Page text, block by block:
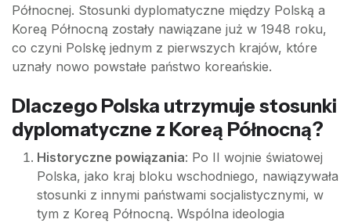
Północnej. Stosunki dyplomatyczne między Polską a
Koreą Północną zostały nawiązane już w 1948 roku,
co czyni Polskę jednym z pierwszych krajów, które
uznały nowo powstałe państwo koreańskie.
Dlaczego Polska utrzymuje stosunki
dyplomatyczne z Koreą Północną?
Historyczne powiązania: Po II wojnie światowej
Polska, jako kraj bloku wschodniego, nawiązywała
stosunki z innymi państwami socjalistycznymi, w
tym z Koreą Północną. Wspólna ideologia